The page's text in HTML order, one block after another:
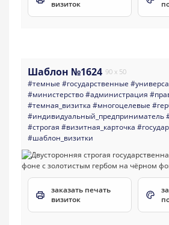
визиток
Шаблон №1624 90 x 50
#темные #государственные
#министерство#администрация
#темная_визитка #многоцелевые
#индивидуальный_предприниматель
#строгая #визитная_карточка
#шаблон_визитки
заказать печать
визиток